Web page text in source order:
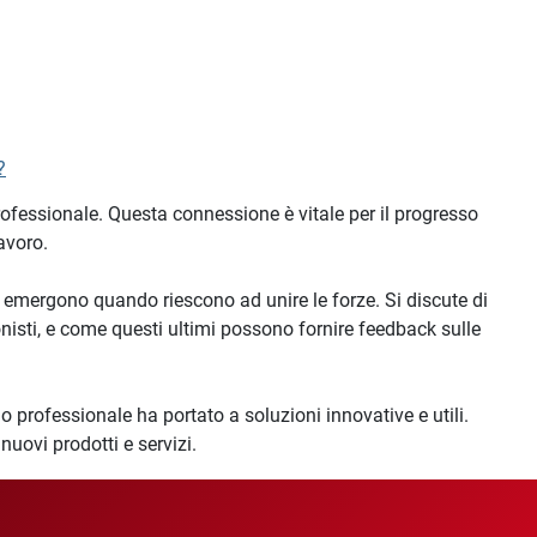
Questa connessione è vitale per il progresso
quando riescono ad unire le forze. Si discute di
e come questi ultimi possono fornire feedback sulle
professionale ha portato a soluzioni innovative e utili.
prodotti e servizi.